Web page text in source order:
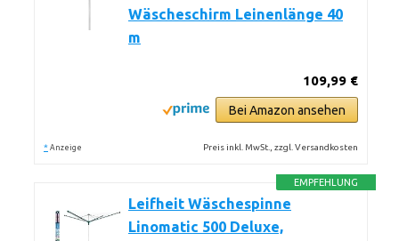
Wäscheschirm Leinenlänge 40
m
109,99 €
Bei Amazon ansehen
* Anzeige Preis inkl. MwSt., zzgl. Versandkosten
EMPFEHLUNG
Leifheit Wäschespinne
Linomatic 500 Deluxe,